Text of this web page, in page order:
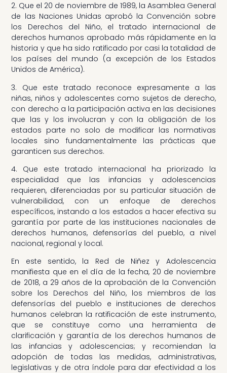
2. Que el 20 de noviembre de 1989, la Asamblea General
de las Naciones Unidas aprobó la Convención sobre
los Derechos del Niño, el tratado internacional de
derechos humanos aprobado más rápidamente en la
historia y que ha sido ratificado por casi la totalidad de
los países del mundo (a excepción de los Estados
Unidos de América).
3. Que este tratado reconoce expresamente a las
niñas, niños y adolescentes como sujetos de derecho,
con derecho a la participación activa en las decisiones
que las y los involucran y con la obligación de los
estados parte no solo de modificar las normativas
locales sino fundamentalmente las prácticas que
garanticen sus derechos.
4. Que este tratado internacional ha priorizado la
especialidad que las infancias y adolescencias
requieren, diferenciadas por su particular situación de
vulnerabilidad, con un enfoque de derechos
específicos, instando a los estados a hacer efectiva su
garantía por parte de las instituciones nacionales de
derechos humanos, defensorías del pueblo, a nivel
nacional, regional y local.
En este sentido, la Red de Niñez y Adolescencia
manifiesta que en el día de la fecha, 20 de noviembre
de 2018, a 29 años de la aprobación de la Convención
sobre los Derechos del Niño, los miembros de las
defensorías del pueblo e instituciones de derechos
humanos celebran la ratificación de este instrumento,
que se constituye como una herramienta de
clarificación y garantía de los derechos humanos de
las infancias y adolescencias; y recomiendan la
adopción de todas las medidas, administrativas,
legislativas y de otra índole para dar efectividad a los